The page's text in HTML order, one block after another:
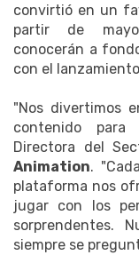
convirtió en un
partir de
conocerán a
con el
"Nos divertimos
contenido
Directora del
Animation.
plataforma nos
jugar con los
sorprendentes.
siempre se